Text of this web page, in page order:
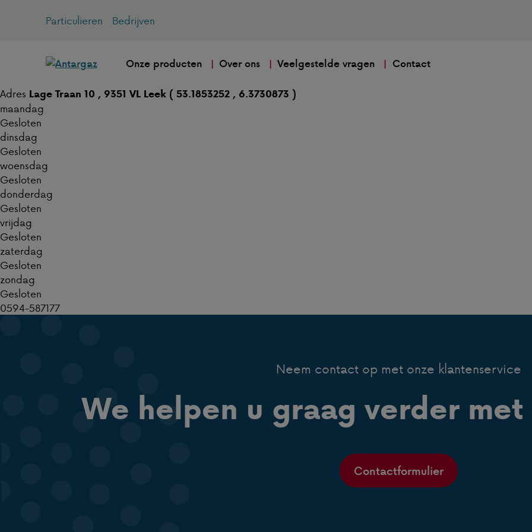
Particulieren Bedrijven
Onze producten Over ons Veelgestelde vragen Contact
Adres Lage Traan 10 , 9351 VL Leek ( 53.1853252 , 6.3730873 )
maandag
Gesloten
dinsdag
Gesloten
woensdag
Gesloten
donderdag
Gesloten
vrijdag
Gesloten
zaterdag
Gesloten
zondag
Gesloten
0594-587177
Neem contact op met onze klantenservice
We helpen u graag verder
Contactformulier